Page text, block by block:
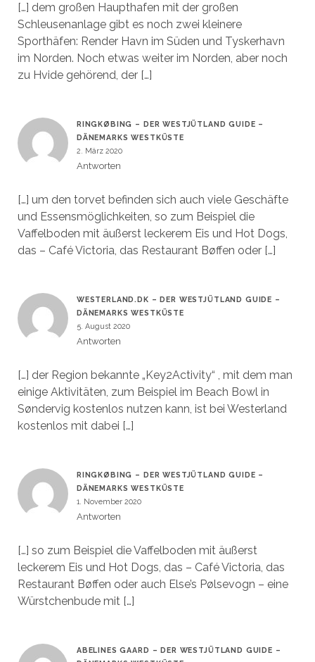
[…] dem großen Haupthafen mit der großen
Schleusenanlage gibt es noch zwei kleinere
Sporthäfen: Render Havn im Süden und Tyskerhavn
im Norden. Noch etwas weiter im Norden, aber noch
zu Hvide gehörend, der […]
RINGKØBING – DER WESTJÜTLAND GUIDE –
DÄNEMARKS WESTKÜSTE
2. März 2020
Antworten
[…] um den torvet befinden sich auch viele Geschäfte
und Essensmöglichkeiten, so zum Beispiel die
Vaffelboden mit äußerst leckerem Eis und Hot Dogs,
das – Café Victoria, das Restaurant Bøffen oder […]
WESTERLAND.DK – DER WESTJÜTLAND GUIDE –
DÄNEMARKS WESTKÜSTE
5. August 2020
Antworten
[…] der Region bekannte „Key2Activity“ , mit dem man
einige Aktivitäten, zum Beispiel im Beach Bowl in
Søndervig kostenlos nutzen kann, ist bei Westerland
kostenlos mit dabei […]
RINGKØBING – DER WESTJÜTLAND GUIDE –
DÄNEMARKS WESTKÜSTE
1. November 2020
Antworten
[…] so zum Beispiel die Vaffelboden mit äußerst
leckerem Eis und Hot Dogs, das – Café Victoria, das
Restaurant Bøffen oder auch Else’s Pølsevogn – eine
Würstchenbude mit […]
ABELINES GAARD – DER WESTJÜTLAND GUIDE –